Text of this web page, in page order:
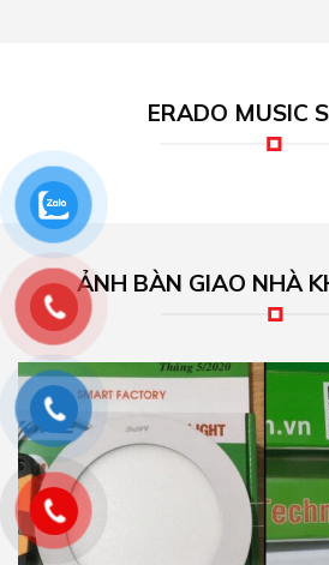
ERADO MUSIC
ẢNH BÀN GIAO NHÀ